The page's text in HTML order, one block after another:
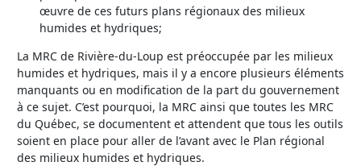
œuvre de ces futurs plans régionaux des milieux
humides et hydriques;
La MRC de Rivière-du-Loup est préoccupée par les milieux
humides et hydriques, mais il y a encore plusieurs éléments
manquants ou en modification de la part du gouvernement
à ce sujet. C’est pourquoi, la MRC ainsi que toutes les MRC
du Québec, se documentent et attendent que tous les outils
soient en place pour aller de l’avant avec le Plan régional
des milieux humides et hydriques.